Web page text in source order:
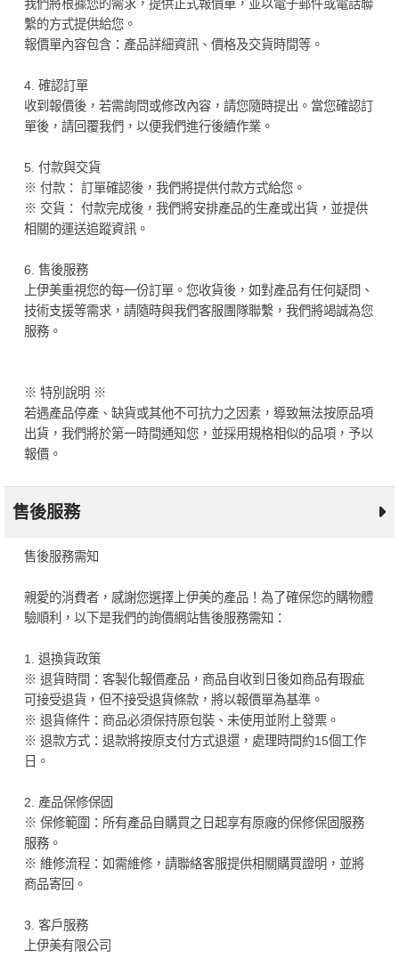
我們將根據您的需求，提供正式報價單，並以電子郵件或電話聯
繫的方式提供給您。
報價單內容包含：產品詳細資訊、價格及交貨時間等。
4. 確認訂單
收到報價後，若需詢問或修改內容，請您隨時提出。當您確認訂
單後，請回覆我們，以便我們進行後續作業。
5. 付款與交貨
※ 付款： 訂單確認後，我們將提供付款方式給您。
※ 交貨： 付款完成後，我們將安排產品的生產或出貨，並提供
相關的運送追蹤資訊。
6. 售後服務
上伊美重視您的每一份訂單。您收貨後，如對產品有任何疑問、
技術支援等需求，請隨時與我們客服團隊聯繫，我們將竭誠為您
服務。
※ 特別說明 ※
若遇產品停產、缺貨或其他不可抗力之因素，導致無法按原品項
出貨，我們將於第一時間通知您，並採用規格相似的品項，予以
報價。
售後服務
售後服務需知
親愛的消費者，感謝您選擇上伊美的產品！為了確保您的購物體
驗順利，以下是我們的詢價網站售後服務需知：
1. 退換貨政策
※ 退貨時間：客製化報價產品，商品自收到日後如商品有瑕疵
可接受退貨，但不接受退貨條款，將以報價單為基準。
※ 退貨條件：商品必須保持原包裝、未使用並附上發票。
※ 退款方式：退款將按原支付方式退還，處理時間約15個工作
日。
2. 產品保修保固
※ 保修範圍：所有產品自購買之日起享有原廠的保修保固服務
服務。
※ 維修流程：如需維修，請聯絡客服提供相關購買證明，並將
商品寄回。
3. 客戶服務
上伊美有限公司